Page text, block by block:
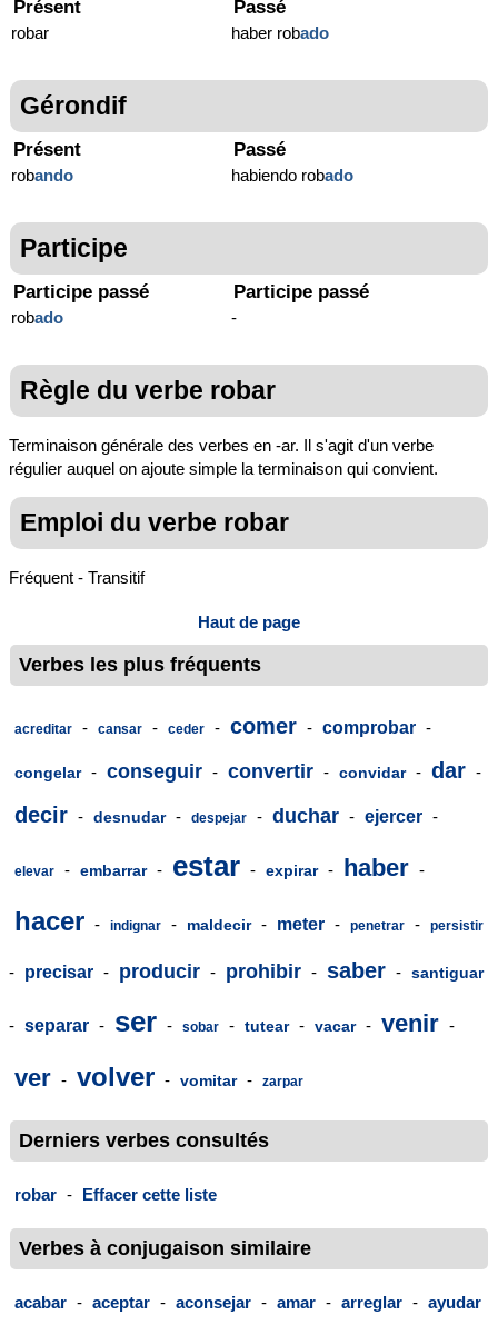
Présent
robar
Passé
haber robado
Gérondif
Présent
robando
Passé
habiendo robado
Participe
Participe passé
robado
Participe passé
-
Règle du verbe robar
Terminaison générale des verbes en -ar. Il s'agit d'un verbe
régulier auquel on ajoute simple la terminaison qui convient.
Emploi du verbe robar
Fréquent - Transitif
Haut de page
Verbes les plus fréquents
acreditar - cansar - ceder - comer - comprobar -
congelar - conseguir - convertir - convidar - dar -
decir - desnudar - despejar - duchar - ejercer -
elevar - embarrar - estar - expirar - haber -
hacer - indignar - maldecir - meter - penetrar - persistir
- precisar - producir - prohibir - saber - santiguar
- separar - ser - sobar - tutear - vacar - venir -
ver - volver - vomitar - zarpar
Derniers verbes consultés
robar - Effacer cette liste
Verbes à conjugaison similaire
acabar - aceptar - aconsejar - amar - arreglar - ayudar